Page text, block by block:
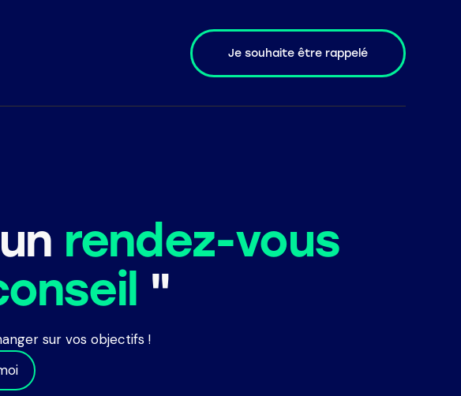
Je souhaite être rappelé
rendez-vous
"
sur vos objectifs !